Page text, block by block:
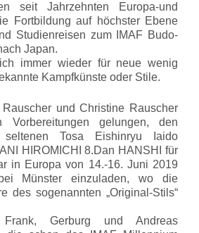
seit Jahrzehnten Europa-und
Fortbildung auf höchster Ebene
Studienreisen zum IMAF Budo-
Japan.
immer wieder für neue wenig
Kampfkünste oder Stile.
und Christine Rauscher
Vorbereitungen gelungen, den
seltenen Tosa Eishinryu Iaido
HIROMICHI 8.Dan HANSHI für
in Europa von 14.-16. Juni 2019
Münster einzuladen, wo die
des sogenannten „Original-Stils“
Gerburg und Andreas